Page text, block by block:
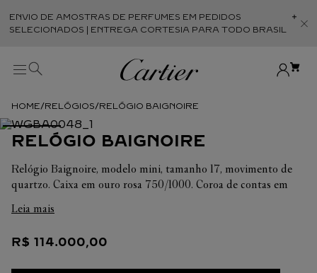
ENVIO DE AMOSTRAS DE PERFUMES EM PEDIDOS
SELECIONADOS | ENTREGA CORTESIA PARA TODO BRASIL
RELÓGIOS RELÓGIO BAIGNOIRE
RELÓGIO BAIGNOIRE
Relógio Baignoire, modelo mini, tamanho 17, movimento de
quartzo. Caixa em ouro rosa 750/1000. Coroa de contas em
rígida em ouro rosa 750/1000. Mostrador prateado, ponteiros
Comprimento: 24,6 mm. Largura: 18,7 mm. Espessura: 7,2 mm.
Leia mais
R$ 114.000,00